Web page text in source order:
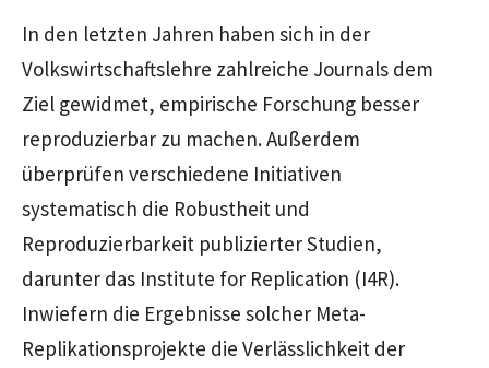
In den letzten Jahren haben sich in der
Volkswirtschaftslehre zahlreiche Journals dem
Ziel gewidmet, empirische Forschung besser
reproduzierbar zu machen. Außerdem
überprüfen verschiedene Initiativen
systematisch die Robustheit und
Reproduzierbarkeit publizierter Studien,
darunter das Institute for Replication (I4R).
Inwiefern die Ergebnisse solcher Meta-
Replikationsprojekte die Verlässlichkeit der